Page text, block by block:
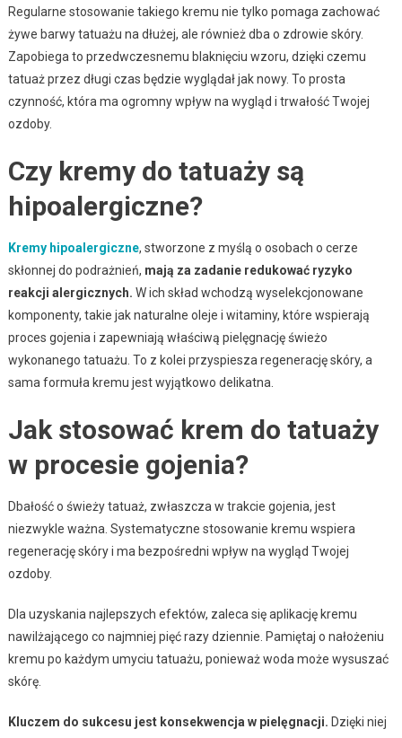
Regularne stosowanie takiego kremu nie tylko pomaga zachować
żywe barwy tatuażu na dłużej, ale również dba o zdrowie skóry.
Zapobiega to przedwczesnemu blaknięciu wzoru, dzięki czemu
tatuaż przez długi czas będzie wyglądał jak nowy. To prosta
czynność, która ma ogromny wpływ na wygląd i trwałość Twojej
ozdoby.
Czy kremy do tatuaży są
hipoalergiczne?
Kremy hipoalergiczne, stworzone z myślą o osobach o cerze
skłonnej do podrażnień, mają za zadanie redukować ryzyko
reakcji alergicznych. W ich skład wchodzą wyselekcjonowane
komponenty, takie jak naturalne oleje i witaminy, które wspierają
proces gojenia i zapewniają właściwą pielęgnację świeżo
wykonanego tatuażu. To z kolei przyspiesza regenerację skóry, a
sama formuła kremu jest wyjątkowo delikatna.
Jak stosować krem do tatuaży
w procesie gojenia?
Dbałość o świeży tatuaż, zwłaszcza w trakcie gojenia, jest
niezwykle ważna. Systematyczne stosowanie kremu wspiera
regenerację skóry i ma bezpośredni wpływ na wygląd Twojej
ozdoby.
Dla uzyskania najlepszych efektów, zaleca się aplikację kremu
nawilżającego co najmniej pięć razy dziennie. Pamiętaj o nałożeniu
kremu po każdym umyciu tatuażu, ponieważ woda może wysuszać
skórę.
Kluczem do sukcesu jest konsekwencja w pielęgnacji. Dzięki niej